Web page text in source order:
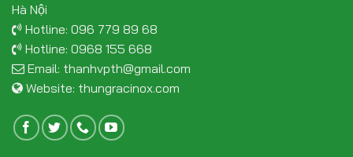
Hà Nội
Hotline: 096 779 89 68
Hotline: 0968 155 668
Email: thanhvpth@gmail.com
Website: thungracinox.com